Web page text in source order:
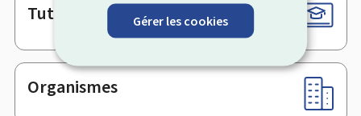
Gérer les cookies
Tutoriels
Organismes